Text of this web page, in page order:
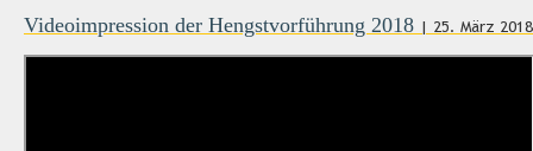
Videoimpression der Hengstvorführung 2018 | 25. März 2018